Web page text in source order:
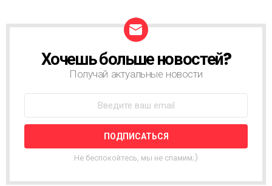
О
Т
Н
А
Хочешь больше новостей?
Получай актуальные новости
Не беспокойтесь, мы не спамим;)